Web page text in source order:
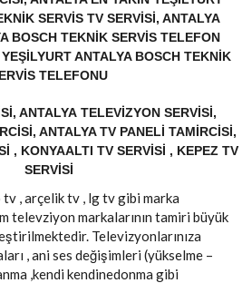
SERVIS TV SERVISI, ANTALYA
BOSCH TEKNIK SERVIS TELEFON
ANTALYA BOSCH TEKNIK
TELEFONU
ANTALYA TELEVIZYON SERVISI,
ANTALYA TV PANELI TAMIRCISI,
, KONYAALTI TV SERVISI , KEPEZ TV
SERVISI
tv , arçelik tv , lg tv gibi marka
televziyon markalarının tamiri büyük
Televizyonlarınıza
, ani ses değişimleri (yükselme –
,kendi kendinedonma gibi